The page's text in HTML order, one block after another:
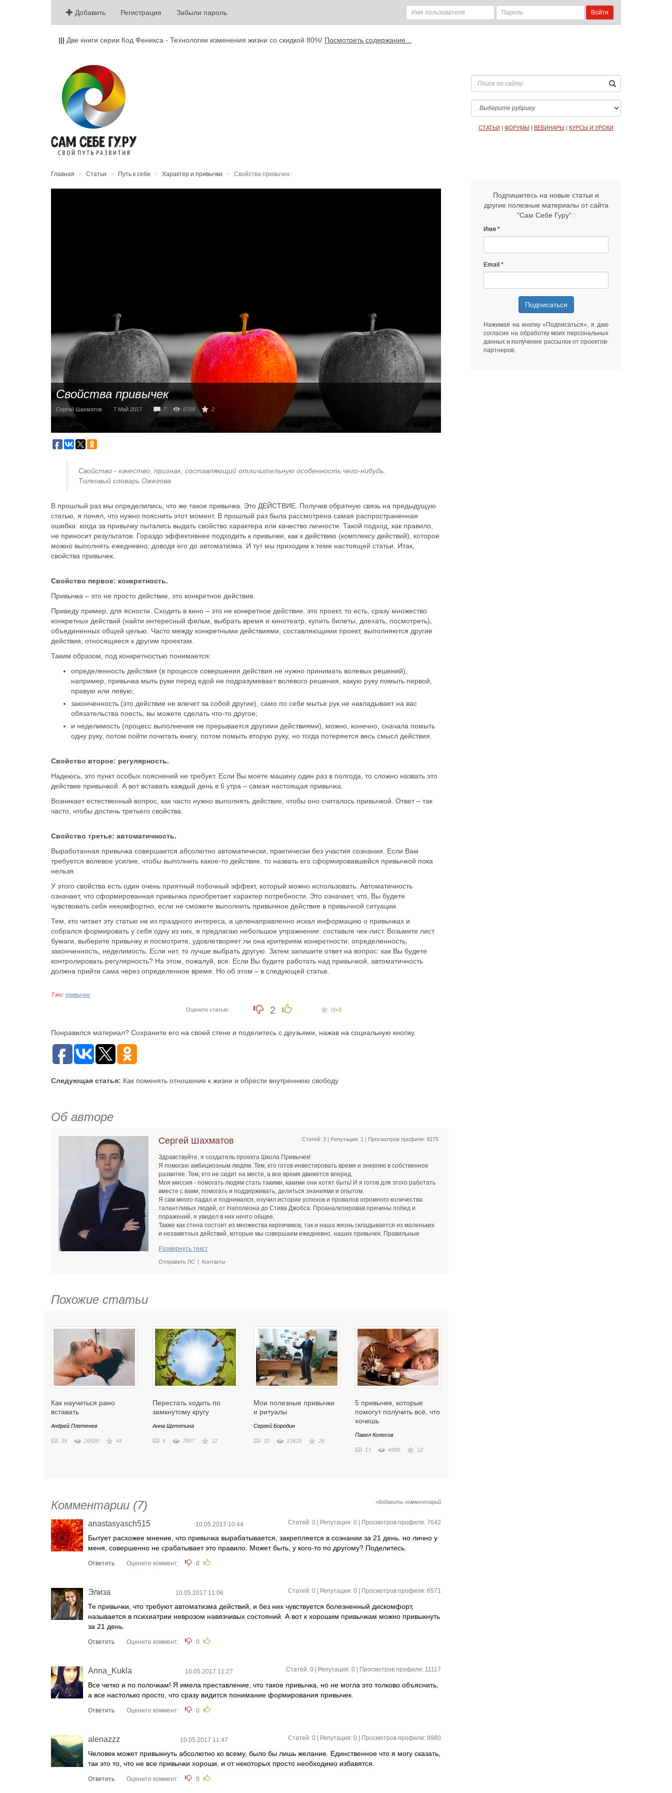
Добавить Регистрация Забыли пароль Войти
||| Две книги серии Код Феникса - Технологии изменения жизни со скидкой 80%! Посмотреть содержание...
СТАТЬИ | ФОРУМЫ | ВЕБИНАРЫ | КУРСЫ И УРОКИ
Главная Статьи Путь к себе Характер и привычки Свойства привычек
Свойства привычек
Сергей Шахматов 7 Май 2017 7 6709 2
Свойство - качество, признак, составляющий отличительную особенность чего-нибудь.
Толковый словарь Ожегова
В прошлый раз мы определились, что же такое привычка. Это ДЕЙСТВИЕ. Получив обратную связь на предыдущую
статью, я понял, что нужно пояснить этот момент. В прошлый раз была рассмотрена самая распространенная
ошибка: когда за привычку пытались выдать свойство характера или качество личности. Такой подход, как правило,
не приносит результатов. Гораздо эффективнее подходить к привычке, как к действию (комплексу действий), которое
можно выполнять ежедневно, доводя его до автоматизма. И тут мы приходим к теме настоящей статьи. Итак,
свойства привычек.
Свойство первое: конкретность.
Привычка – это не просто действие, это конкретное действие.
Приведу пример, для ясности. Сходить в кино – это не конкретное действие, это проект, то есть, сразу множество
конкретных действий (найти интересный фильм, выбрать время и кинотеатр, купить билеты, доехать, посмотреть),
объединенных общей целью. Часто между конкретными действиями, составляющими проект, выполняются другие
действия, относящиеся к другим проектам.
Таким образом, под конкретностью понимается:
определенность действия (в процессе совершения действия не нужно принимать волевых решений),
например, привычка мыть руки перед едой не подразумевает волевого решения, какую руку помыть первой,
правую или левую;
законченность (это действие не влечет за собой другие), само по себе мытье рук не накладывает на вас
обязательства поесть, вы можете сделать что-то другое;
и неделимость (процесс выполнения не прерывается другими действиями), можно, конечно, сначала помыть
одну руку, потом пойти почитать книгу, потом помыть вторую руку, но тогда потеряется весь смысл действия.
Свойство второе: регулярность.
Надеюсь, это пункт особых пояснений не требует. Если Вы моете машину один раз в полгода, то сложно назвать это
действие привычкой. А вот вставать каждый день в 6 утра – самая настоящая привычка.
Возникает естественный вопрос, как часто нужно выполнять действие, чтобы оно считалось привычкой. Ответ – так
часто, чтобы достичь третьего свойства.
Свойство третье: автоматичность.
Выработанная привычка совершается абсолютно автоматически, практически без участия сознания. Если Вам
требуется волевое усилие, чтобы выполнить какое-то действие, то назвать его сформировавшейся привычкой пока
нельзя.
У этого свойства есть один очень приятный побочный эффект, который можно использовать. Автоматичность
означает, что сформированная привычка приобретает характер потребности. Это означает, что, Вы будете
чувствовать себя некомфортно, если не сможете выполнить привычное действие в привычной ситуации.
Тем, кто читает эту статью не из праздного интереса, а целенаправленно искал информацию о привычках и
собрался формировать у себя одну из них, я предлагаю небольшое упражнение: составьте чек-лист. Возьмите лист
бумаги, выберите привычку и посмотрите, удовлетворяет ли она критериям конкретности: определенность,
законченность, неделимость. Если нет, то лучше выбрать другую. Затем запишите ответ на вопрос: как Вы будете
контролировать регулярность? На этом, пожалуй, все. Если Вы будете работать над привычкой, автоматичность
должна прийти сама через определенное время. Но об этом – в следующей статье.
Тэги: привычки
Оцените статью: 2 0|+2
Понравился материал? Сохраните его на своей стене и поделитесь с друзьями, нажав на социальную кнопку.
Следующая статья: Как поменять отношение к жизни и обрести внутреннюю свободу
Об авторе
Сергей Шахматов Статей: 3 | Репутация: 1 | Просмотров профиля: 9275
Здравствуйте, я создатель проекта Школа Привычек!
Я помогаю амбициозным людям. Тем, кто готов инвестировать время и энергию в собственное
развитие. Тем, кто не сидит на месте, а все время движется вперед.
Моя миссия - помогать людям стать такими, какими они хотят быть! И я готов для этого работать
вместе с вами, помогать и поддерживать, делиться знаниями и опытом.
Я сам много падал и поднимался, изучил истории успехов и провалов огромного количества
талантливых людей, от Наполеона до Стива Джобса. Проанализировав причины побед и
поражений, я увидел в них нечто общее.
Также как стена состоит из множества кирпичиков, так и наша жизнь складывается из маленьких
и незаметных действий, которые мы совершаем ежедневно, наших привычек. Правильные
силы.
Развивайте хорошие привычки! А я вам в этом помогу!
Развернуть текст
Отправить ЛС Контакты
Похожие статьи
Как научиться рано
вставать
Андрей Плетенев
39 26528 44
Перестать ходить по
замкнутому кругу
Анна Щепотина
9 7847 12
Мои полезные привычки
и ритуалы
Сергей Бородин
33 13429 26
5 привычек, которые
помогут получить всё, что
хочешь
Павел Колесов
13 4490 12
Комментарии (7) +добавить комментарий
anastasyasch515 10.05.2017 10:44 Статей: 0 | Репутация: 0 | Просмотров профиля: 7642
Бытует расхожее мнение, что привычка вырабатывается, закрепляется в сознании за 21 день. но лично у
меня, совершенно не срабатывает это правило. Может быть, у кого-то по другому? Поделитесь.
Ответить Оцените коммент: 0
Элиза 10.05.2017 11:06 Статей: 0 | Репутация: 0 | Просмотров профиля: 6571
Те привычки, что требуют автоматизма действий, и без них чувствуется болезненный дискомфорт,
называется в психиатрии неврозом навязчивых состояний. А вот к хорошим привычкам можно привыкнуть
за 21 день.
Ответить Оцените коммент: 0
Anna_Kukla 10.05.2017 11:27 Статей: 0 | Репутация: 0 | Просмотров профиля: 11117
Все четко и по полочкам! Я имела преставление, что такое привычка, но не могла это толково объяснить,
а все настолько просто, что сразу видится понимание формирования привычек.
Ответить Оцените коммент: 0
alenazzz 10.05.2017 11:47 Статей: 0 | Репутация: 0 | Просмотров профиля: 9980
Человек может привыкнуть абсолютно ко всему, было бы лишь желание. Единственное что я могу сказать,
так это то, что не все привычки хороши, и от некоторых просто необходимо избавятся.
Ответить Оцените коммент: 0
Подпишитесь на новые статьи и
другие полезные материалы от сайта
"Сам Себе Гуру" :
Имя
Email
Подписаться
Нажимая на кнопку «Подписаться», я даю
согласие на обработку моих персональных
данных и получение рассылок от проектов-
партнеров.